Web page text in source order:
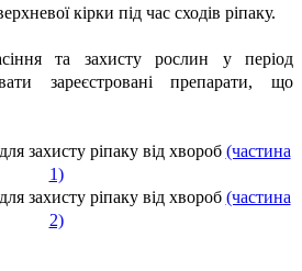
кірки під час сходів ріпаку.
та захисту рослин у період
зареєстровані препарати, що
захисту ріпаку від хвороб (частина
1)
захисту ріпаку від хвороб (частина
2)